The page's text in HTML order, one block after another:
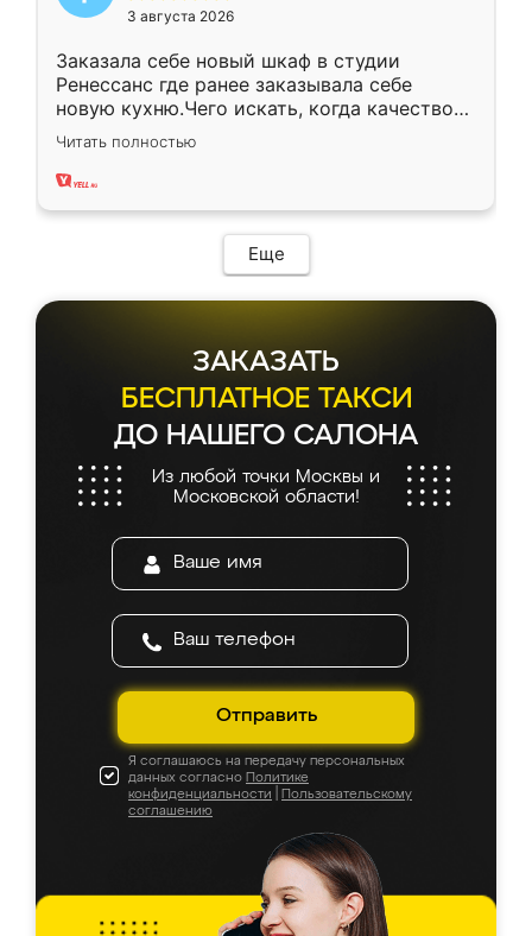
3 августа 2026
Заказала себе новый шкаф в студии
Ренессанс где ранее заказывала себе
новую кухню.Чего искать, когда качеством
вполне довольна. Служит кухня уже почти
два года, нареканий нет.
Читать полностью
Еще
ЗАКАЗАТЬ
БЕСПЛАТНОЕ ТАКСИ
ДО НАШЕГО САЛОНА
Из любой точки Москвы и
Московской области!
Отправить
Я соглашаюсь на передачу персональных
данных согласно Политике
конфиденциальности
Пользовательскому
соглашению